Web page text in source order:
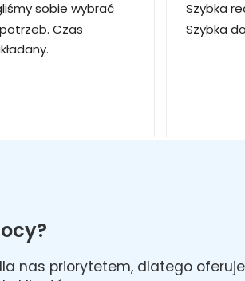
sobie wybrać
Czas
Szybka
Szybka
nas priorytetem, dlatego